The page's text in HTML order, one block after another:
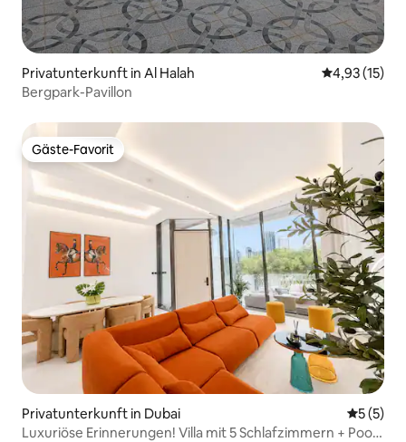
Privatunterkunft in Al Halah
4,93 (15)
Bergpark-Pavillon
Gäste-Favorit
Gäste-Favorit
Privatunterkunft in Dubai
5 (5)
Luxuriöse Erinnerungen! Villa mit 5 Schlafzimmern + Pool